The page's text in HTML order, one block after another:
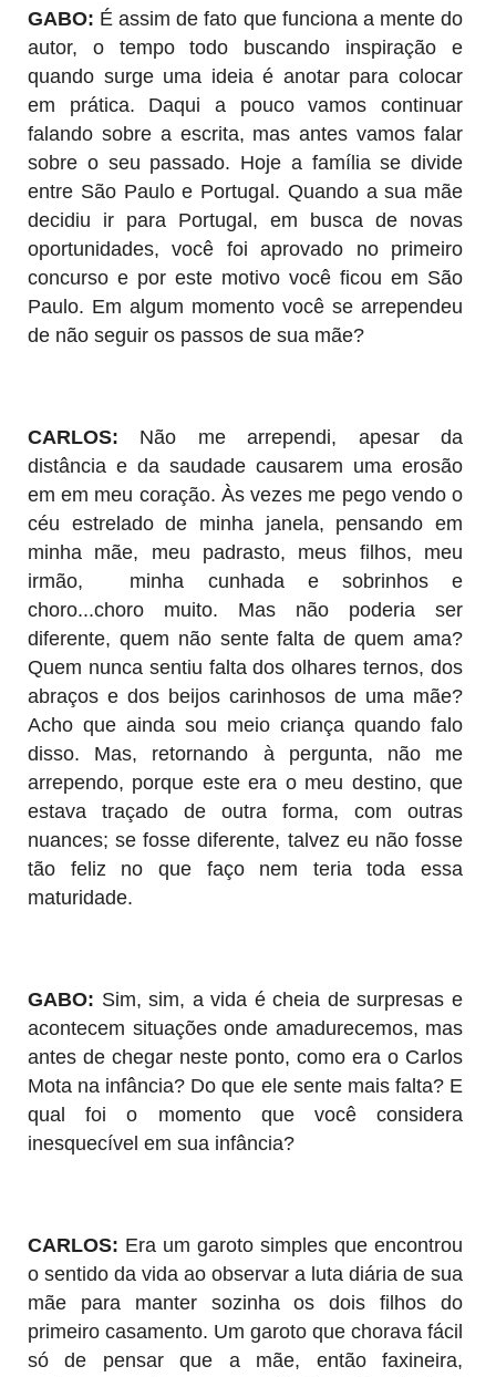
GABO: É assim de fato que funciona a mente do
autor, o tempo todo buscando inspiração e
quando surge uma ideia é anotar para colocar
em prática. Daqui a pouco vamos continuar
falando sobre a escrita, mas antes vamos falar
sobre o seu passado. Hoje a família se divide
entre São Paulo e Portugal. Quando a sua mãe
decidiu ir para Portugal, em busca de novas
oportunidades, você foi aprovado no primeiro
concurso e por este motivo você ficou em São
Paulo. Em algum momento você se arrependeu
de não seguir os passos de sua mãe?
CARLOS:
Não me arrependi, apesar da
distância e da saudade causarem uma erosão
em em meu coração. Às vezes me pego vendo o
céu estrelado de minha janela, pensando em
minha mãe, meu padrasto, meus filhos, meu
irmão, minha cunhada e sobrinhos e
choro...choro muito. Mas não poderia ser
diferente, quem não sente falta de quem ama?
Quem nunca sentiu falta dos olhares ternos, dos
abraços e dos beijos carinhosos de uma mãe?
Acho que ainda sou meio criança quando falo
disso. Mas, retornando à pergunta, não me
arrependo, porque este era o meu destino, que
estava traçado de outra forma, com outras
nuances; se fosse diferente, talvez eu não fosse
tão feliz no que faço nem teria toda essa
maturidade.
GABO: Sim, sim, a vida é cheia de surpresas e
acontecem situações onde amadurecemos, mas
antes de chegar neste ponto, como era o Carlos
Mota na infância? Do que ele sente mais falta? E
qual foi o momento que você considera
inesquecível em sua infância?
CARLOS: Era um garoto simples que encontrou
o sentido da vida ao observar a luta diária de sua
mãe para manter sozinha os dois filhos do
primeiro casamento. Um garoto que chorava fácil
só de pensar que a mãe, então faxineira,